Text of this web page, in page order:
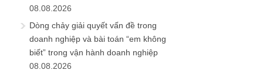
08.08.2026
Dòng chảy giải quyết vấn đề trong
doanh nghiệp và bài toán “em không
biết” trong vận hành doanh nghiệp
08.08.2026